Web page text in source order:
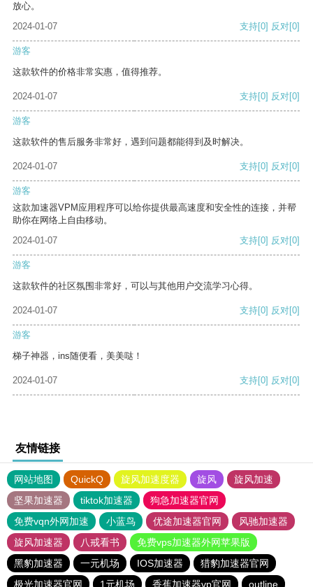
放心。
2024-01-07
支持[0] 反对[0]
游客
这款软件的价格非常实惠，值得推荐。
2024-01-07 支持[0] 反对[0]
游客
这款软件的售后服务非常好，遇到问题都能得到及时解决。
2024-01-07 支持[0] 反对[0]
游客
这款加速器VPM应用程序可以给你提供最高速度和安全性的连接，并帮
助你在网络上自由移动。
2024-01-07
支持[0] 反对[0]
游客
这款软件的社区氛围非常好，可以与其他用户交流学习心得。
2024-01-07 支持[0] 反对[0]
游客
梯子神器，ins随便看，美美哒！
2024-01-07 支持[0] 反对[0]
友情链接
网站地图 QuickQ 旋风加速度器 旋风
旋风加速
坚果加速器
tiktok加速器
狗急加速器官网
免费vqn外网加速
小蓝鸟 优途加速器官网
风驰加速器
旋风加速器
八戒看书
免费vps加速器外网苹果版
黑豹加速器
一元机场 IOS加速器
猎豹加速器官网
极光加速器官网
1元机场 香蕉加速器vp官网 outline